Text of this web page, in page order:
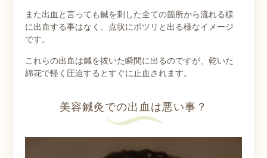
また出血と言っても鍼を刺した全ての箇所から流れる様
に出血する事はなく、点状にポツリと出る様なイメージ
です。
これらの出血は鍼を抜いた瞬間に出るのですが、乾いた
綿花で軽く圧迫するとすぐに止血されます。
美容鍼灸での出血は悪い事？